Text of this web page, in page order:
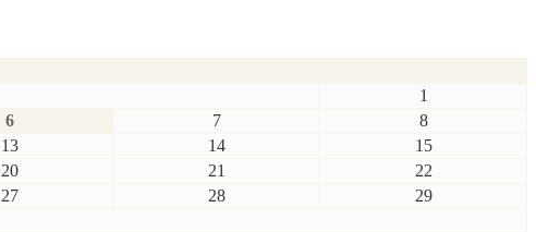
1
6 7
8
13 14
15
20 21
22
27 28
29